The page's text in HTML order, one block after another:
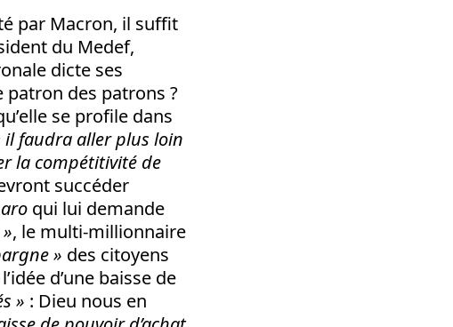
par Macron, il suffit
du Medef,
dicte ses
patron des patrons ?
se profile dans
il faudra aller plus loin
la compétitivité de
succéder
qui lui demande
, le multi-millionnaire
» des citoyens
d’une baisse de
» : Dieu nous en